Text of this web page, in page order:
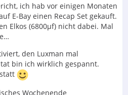
ich hab vor einigen Monaten
E-Bay einen Recap Set gekauft.
Elkos (6800μf) nicht dabei. Mal
den Luxman mal
bin ich wirklich gespannt.
Wochenende